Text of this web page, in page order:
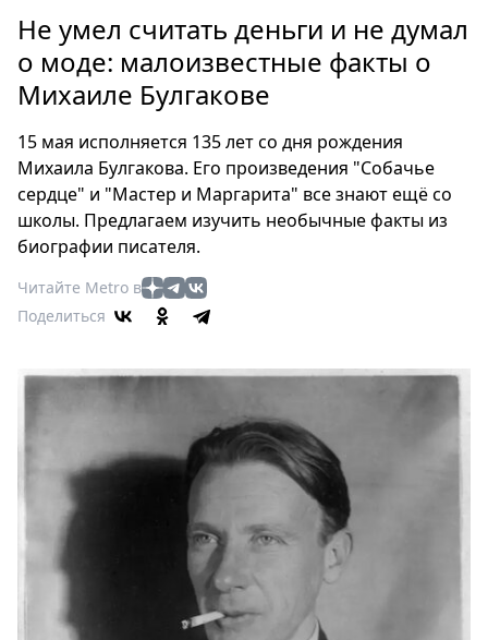
Россия
Мир
Здоровье
Туризм
Мода
Театр
Кино
Афиша
Книги
Пресс-
релизы
Metro
Спецпроекты
Не умел считать деньги и не думал
о моде: малоизвестные факты о
Михаиле Булгакове
15 мая исполняется 135 лет со дня рождения
Михаила Булгакова. Его произведения "Собачье
сердце" и "Мастер и Маргарита" все знают ещё со
школы. Предлагаем изучить необычные факты из
биографии писателя.
Читайте Metro в
Поделиться